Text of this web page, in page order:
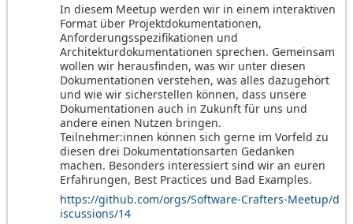
In diesem Meetup werden wir in einem interaktiven
Format über Projektdokumentationen,
Anforderungsspezifikationen und
Architekturdokumentationen sprechen. Gemeinsam
wollen wir herausfinden, was wir unter diesen
Dokumentationen verstehen, was alles dazugehört
und wie wir sicherstellen können, dass unsere
Dokumentationen auch in Zukunft für uns und
andere einen Nutzen bringen.
Teilnehmer:innen können sich gerne im Vorfeld zu
diesen drei Dokumentationsarten Gedanken
machen. Besonders interessiert sind wir an euren
Erfahrungen, Best Practices und Bad Examples.
https://github.com/orgs/Software-Crafters-Meetup/d
iscussions/14